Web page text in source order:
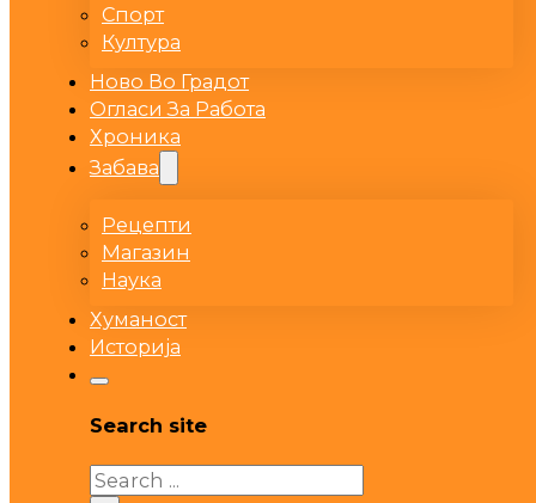
Спорт
Култура
Ново Во Градот
Огласи За Работа
Хроника
Забава
Рецепти
Магазин
Наука
Хуманост
Историја
Search site
Search